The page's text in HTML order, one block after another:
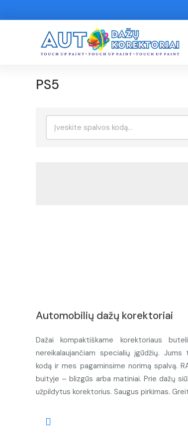
PS5
Automobilių dažų korektoriai
Dažai kompaktiškame korektoriaus
nereikalaujančiam specialių įgūdžių.
kodą ir mes pagaminsime norimą spalvą.
buityje – blizgūs arba matiniai. Prie dažų
užpildytus korektorius. Saugus pirkimas.